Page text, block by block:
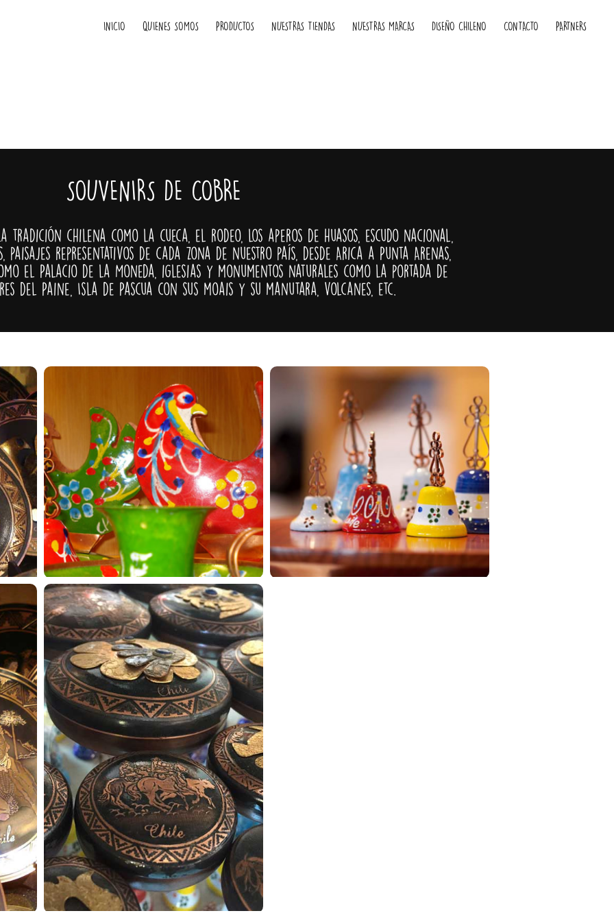
INICIO QUIENES SOMOS PRODUCTOS NUESTRAS TIENDAS NUESTRAS MARCAS DISEÑO CHILENO CONTACTO PARTNERS
SOUVENIRS DE COBRE
tradición chilena como la cueca, el rodeo, los aperos de huasos, escudo nacional,
paisajes representativos de cada zona de nuestro país, desde Arica a Punta Arenas,
el Palacio de la Moneda, iglesias y monumentos naturales como la portada de
del Paine, Isla de Pascua con sus moais y su manutara, volcanes, etc.
AMPLIAR FOTO